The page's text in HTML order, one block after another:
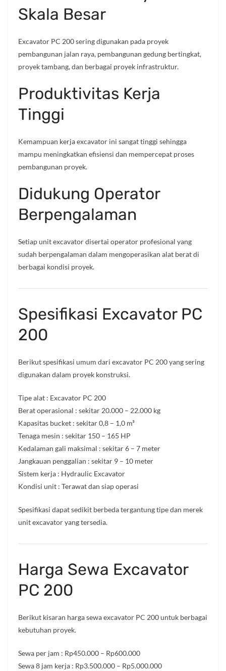
Skala Besar
Excavator PC 200 sering digunakan pada proyek
pembangunan jalan raya, pembangunan gedung bertingkat,
proyek tambang, dan berbagai proyek infrastruktur.
Produktivitas Kerja
Tinggi
Kemampuan kerja excavator ini sangat tinggi sehingga
mampu meningkatkan efisiensi dan mempercepat proses
pembangunan proyek.
Didukung Operator
Berpengalaman
Setiap unit excavator disertai operator profesional yang
sudah berpengalaman dalam mengoperasikan alat berat di
berbagai kondisi proyek.
Spesifikasi Excavator PC
200
Berikut spesifikasi umum dari excavator PC 200 yang sering
digunakan dalam proyek konstruksi.
Tipe alat : Excavator PC 200
Berat operasional : sekitar 20.000 – 22.000 kg
Kapasitas bucket : sekitar 0,8 – 1,0 m³
Tenaga mesin : sekitar 150 – 165 HP
Kedalaman gali maksimal : sekitar 6 – 7 meter
Jangkauan penggalian : sekitar 9 – 10 meter
Sistem kerja : Hydraulic Excavator
Kondisi unit : Terawat dan siap operasi
Spesifikasi dapat sedikit berbeda tergantung tipe dan merek
unit excavator yang tersedia.
Harga Sewa Excavator
PC 200
Berikut kisaran harga sewa excavator PC 200 untuk berbagai
kebutuhan proyek.
Sewa per jam : Rp450.000 – Rp600.000
Sewa 8 jam kerja : Rp3.500.000 – Rp5.000.000